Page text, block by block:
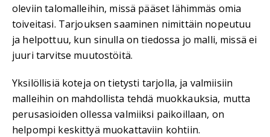
oleviin talomalleihin, missä pääset lähimmäs omia
toiveitasi. Tarjouksen saaminen nimittäin nopeutuu
ja helpottuu, kun sinulla on tiedossa jo malli, missä ei
juuri tarvitse muutostöitä.
Yksilöllisiä koteja on tietysti tarjolla, ja valmiisiin
malleihin on mahdollista tehdä muokkauksia, mutta
perusasioiden ollessa valmiiksi paikoillaan, on
helpompi keskittyä muokattaviin kohtiin.